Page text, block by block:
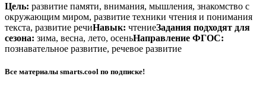
Цель: развитие памяти, внимания, мышления, знакомство с
окружающим миром, развитие техники чтения и понимания
текста, развитие речиНавык: чтениеЗадания подходят для
сезона: зима, весна, лето, осеньНаправление ФГОС:
познавательное развитие, речевое развитие
Все материалы smarts.cool по подписке!